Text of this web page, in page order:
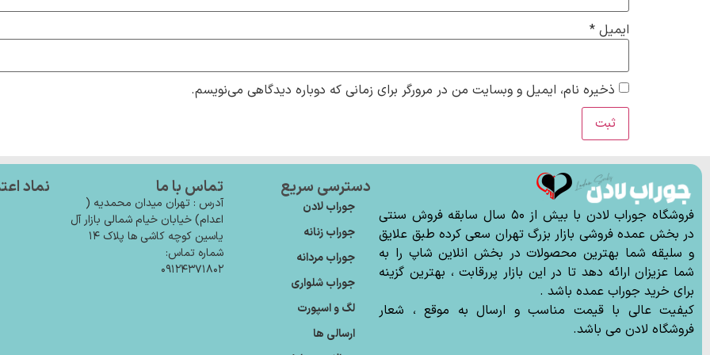
ایمیل *
ذخیره نام، ایمیل و وبسایت من در مرورگر برای زمانی که دوباره دیدگاهی می‌نویسم.
فروشگاه جوراب لادن با بیش از ۵۰ سال سابقه فروش سنتی
در بخش عمده فروشی بازار بزرگ تهران سعی کرده طبق علایق
و سلیقه شما بهترین محصولات در بخش انلاین شاپ را به
شما عزیزان ارائه دهد تا در این بازار پررقابت ، بهترین گزینه
برای خرید جوراب عمده باشد .
کیفیت عالی با قیمت مناسب و ارسال به موقع ، شعار
فروشگاه لادن می باشد.
دسترسی سریع
جوراب لادن
جوراب زنانه
جوراب مردانه
جوراب شلواری
لگ و اسپورت
ارسالی ها
تماس با ما
آدرس : تهران میدان محمدیه (
اعدام) خیابان خیام شمالی بازار آل
یاسین کوچه کاشی ها پلاک ۱۴
شماره تماس:
۰۹۱۲۴۳۷۱۸۰۲
نماد